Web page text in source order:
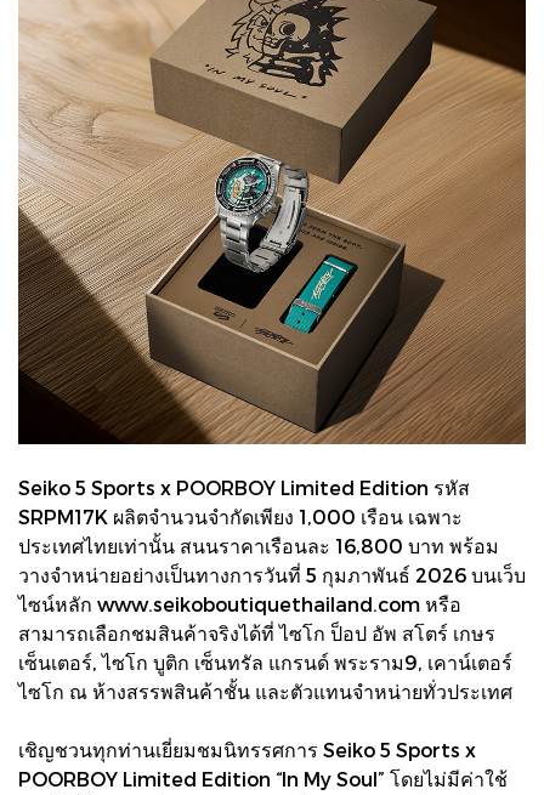
Seiko 5 Sports x POORBOY Limited Edition รหัส
SRPM17K ผลิตจำนวนจำกัดเพียง 1,000 เรือน เฉพาะ
ประเทศไทยเท่านั้น สนนราคาเรือนละ 16,800 บาท พร้อม
วางจำหน่ายอย่างเป็นทางการวันที่ 5 กุมภาพันธ์ 2026 บนเว็บ
ไซน์หลัก www.seikoboutiquethailand.com หรือ
สามารถเลือกชมสินค้าจริงได้ที่ ไซโก ป็อป อัพ สโตร์ เกษร
เซ็นเตอร์, ไซโก บูติก เซ็นทรัล แกรนด์ พระราม9, เคาน์เตอร์
ไซโก ณ ห้างสรรพสินค้าชั้น และตัวแทนจำหน่ายทั่วประเทศ
เชิญชวนทุกท่านเยี่ยมชมนิทรรศการ Seiko 5 Sports x
POORBOY Limited Edition “In My Soul” โดยไม่มีค่าใช้